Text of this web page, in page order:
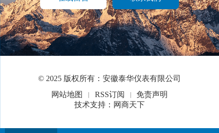
© 2025 版权所有：安徽泰华仪表有限公司
网站地图
RSS订阅
免责声明
技术支持：网商天下